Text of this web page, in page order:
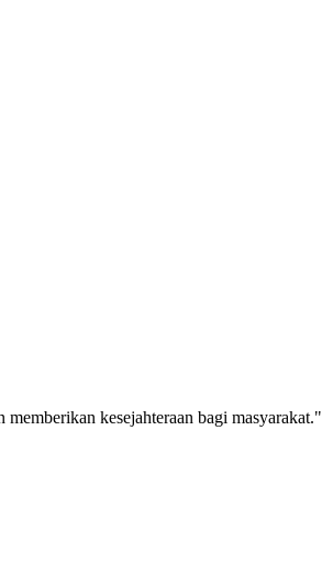
kesejahteraan bagi masyarakat."